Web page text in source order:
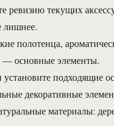
ревизию текущих
лишнее.
полотенца,
основные элементы.
подходящие
декоративные
материалы: